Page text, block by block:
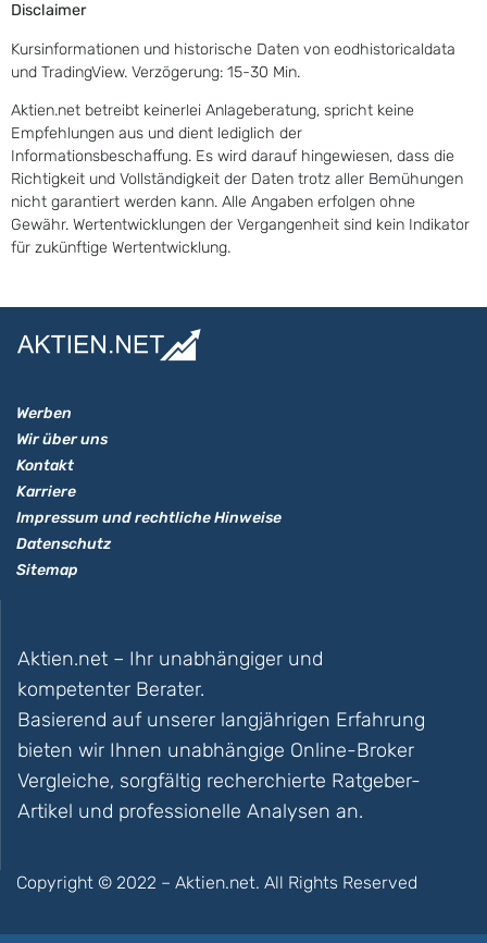
Disclaimer
Kursinformationen und historische Daten von eodhistoricaldata
und TradingView. Verzögerung: 15-30 Min.
Aktien.net betreibt keinerlei Anlageberatung, spricht keine
Empfehlungen aus und dient lediglich der
Informationsbeschaffung. Es wird darauf hingewiesen, dass die
Richtigkeit und Vollständigkeit der Daten trotz aller Bemühungen
nicht garantiert werden kann. Alle Angaben erfolgen ohne
Gewähr. Wertentwicklungen der Vergangenheit sind kein Indikator
für zukünftige Wertentwicklung.
Werben
Wir über uns
Kontakt
Karriere
Impressum und rechtliche Hinweise
Datenschutz
Sitemap
Aktien.net – Ihr unabhängiger und
kompetenter Berater.
Basierend auf unserer langjährigen Erfahrung
bieten wir Ihnen unabhängige Online-Broker
Vergleiche, sorgfältig recherchierte Ratgeber-
Artikel und professionelle Analysen an.
Copyright © 2022 – Aktien.net. All Rights Reserved